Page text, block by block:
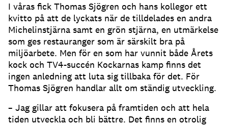
I våras fick Thomas Sjögren och hans kollegor ett
kvitto på att de lyckats när de tilldelades en andra
Michelinstjärna samt en grön stjärna, en utmärkelse
som ges restauranger som är särskilt bra på
miljöarbete. Men för en som har vunnit både Årets
kock och TV4-succén Kockarnas kamp finns det
ingen anledning att luta sig tillbaka för det. För
Thomas Sjögren handlar allt om ständig utveckling.
– Jag gillar att fokusera på framtiden och att hela
tiden utveckla och bli bättre. Det finns en otrolig